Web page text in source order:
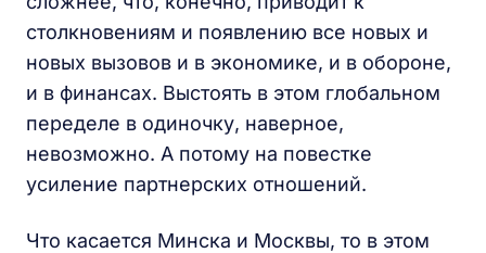
столкновениям и появлению все новых и
новых вызовов и в экономике, и в обороне,
и в финансах. Выстоять в этом глобальном
переделе в одиночку, наверное,
невозможно. А потому на повестке
усиление партнерских отношений.
Что касается Минска и Москвы, то в этом